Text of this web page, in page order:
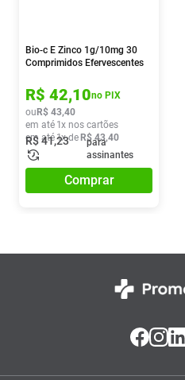
Bio-c E Zinco 1g/10mg 30
Comprimidos Efervescentes
R$ 42,10no PIX
ou R$ 43,40
em até 1x nos cartões
em até1x de R$ 43,40
R$41,23
para
assinantes
Comprar